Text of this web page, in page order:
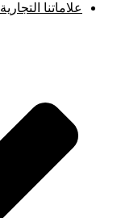
علاماتنا التجارية